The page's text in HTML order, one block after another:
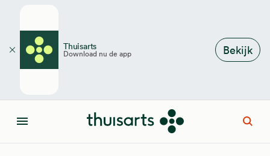
Thuisarts
Download nu de app Bekijk
Sluiten
Menu